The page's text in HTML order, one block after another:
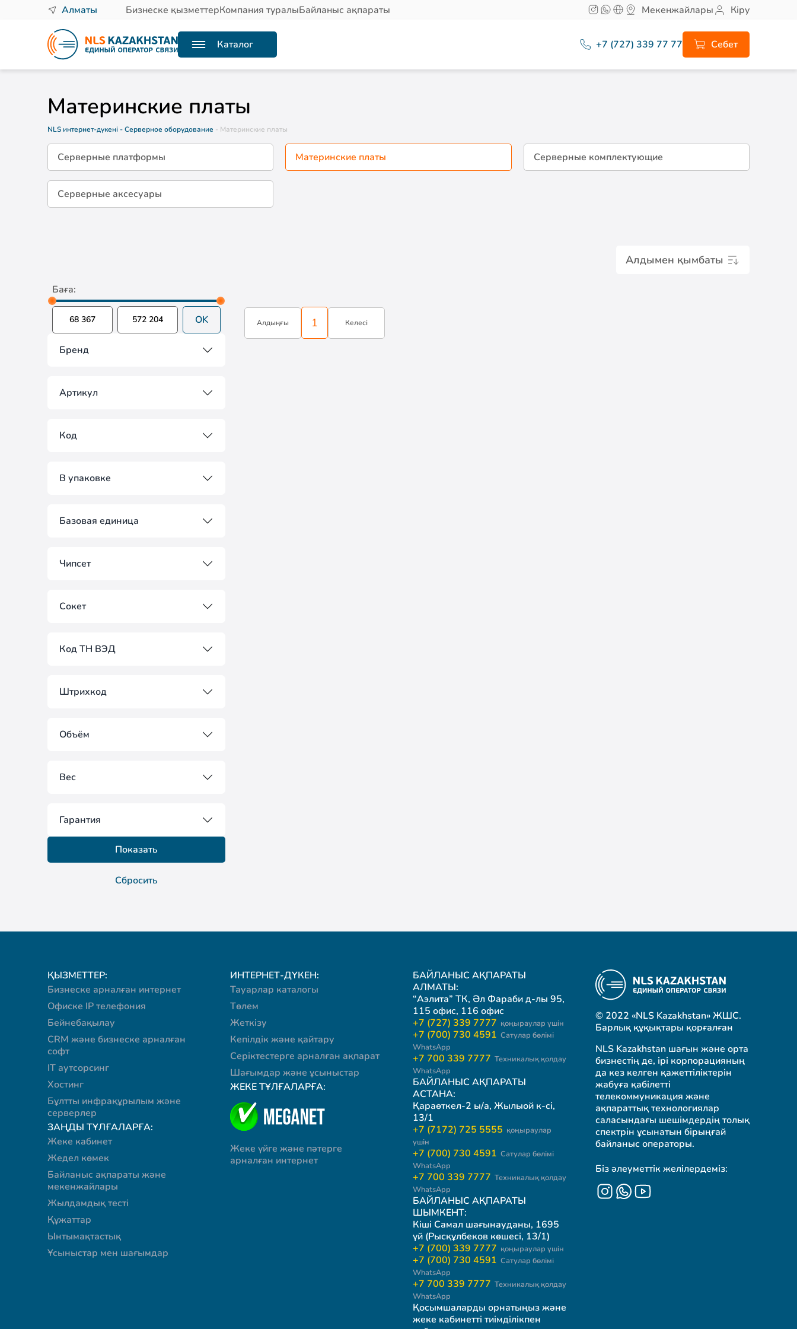
Алматы Бизнеске қызметтерКомпания туралыБайланыс ақпараты Мекенжайлары Кіру
Каталог +7 (727) 339 77 77 Себет
Материнские платы
NLS интернет-дүкені- Серверное оборудование - Материнские платы
Серверные платформы Материнские платы Серверные комплектующие
Серверные аксесуары
Алдымен қымбаты
Баға:
OK
Бренд
Артикул
Код
В упаковке
Базовая единица
Чипсет
Сокет
Код ТН ВЭД
Штрихкод
Объём
Вес
Гарантия
Показать
Сбросить
Алдыңғы 1 Келесі
ҚЫЗМЕТТЕР:
Бизнеске арналған интернет
Офиске IP телефония
Бейнебақылау
CRM және бизнеске арналған
софт
IT аутсорсинг
Хостинг
Бұлтты инфрақұрылым және
серверлер
ЗАҢДЫ ТҰЛҒАЛАРҒА:
Жеке кабинет
Жедел көмек
Байланыс ақпараты және
мекенжайлары
Жылдамдық тесті
Құжаттар
Ынтымақтастық
Ұсыныстар мен шағымдар
ИНТЕРНЕТ-ДҮКЕН:
Тауарлар каталогы
Төлем
Жеткізу
Кепілдік және қайтару
Серіктестерге арналған ақпарат
Шағымдар және ұсыныстар
ЖЕКЕ ТҰЛҒАЛАРҒА:
Жеке үйге және пәтерге
арналған интернет
БАЙЛАНЫС АҚПАРАТЫ
АЛМАТЫ:
“Аэлита” ТК, Әл Фараби д-лы 95,
115 офис, 116 офис
+7 (727) 339 7777 қоңыраулар үшін
+7 (700) 730 4591 Сатулар бөлімі
WhatsApp
+7 700 339 7777 Техникалық қолдау
WhatsApp
БАЙЛАНЫС АҚПАРАТЫ
АСТАНА:
Қараөткел-2 ы/а, Жылыой к-сі,
13/1
+7 (7172) 725 5555 қоңыраулар
үшін
+7 (700) 730 4591 Сатулар бөлімі
WhatsApp
+7 700 339 7777 Техникалық қолдау
WhatsApp
БАЙЛАНЫС АҚПАРАТЫ
ШЫМКЕНТ:
Кіші Самал шағынауданы, 1695
үй (Рысқұлбеков көшесі, 13/1)
+7 (700) 339 7777 қоңыраулар үшін
+7 (700) 730 4591 Сатулар бөлімі
WhatsApp
+7 700 339 7777 Техникалық қолдау
WhatsApp
Қосымшаларды орнатыңыз және
жеке кабинетті тиімділікпен
© 2022 «NLS Kazakhstan» ЖШС.
Барлық құқықтары қорғалған
NLS Kazakhstan шағын және орта
бизнестің де, ірі корпорацияның
да кез келген қажеттіліктерін
жабуға қабілетті
телекоммуникация және
ақпараттық технологиялар
саласындағы шешімдердің толық
спектрін ұсынатын бірыңғай
байланыс операторы.
Біз әлеуметтік желілердеміз: